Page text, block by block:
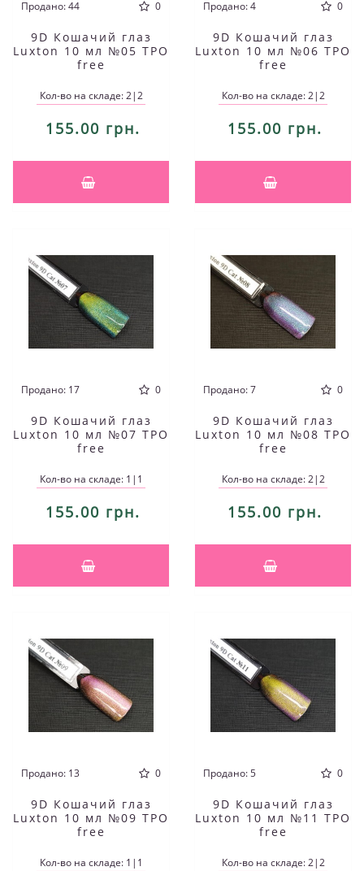
Продано: 44 0
9D Кошачий глаз
Luxton 10 мл №05 TPO
free
Кол-во на складе: 2|2
155.00 грн.
Продано: 4 0
9D Кошачий глаз
Luxton 10 мл №06 TPO
free
Кол-во на складе: 2|2
155.00 грн.
Продано: 17 0
9D Кошачий глаз
Luxton 10 мл №07 TPO
free
Кол-во на складе: 1|1
155.00 грн.
Продано: 7 0
9D Кошачий глаз
Luxton 10 мл №08 TPO
free
Кол-во на складе: 2|2
155.00 грн.
Продано: 13 0
9D Кошачий глаз
Luxton 10 мл №09 TPO
free
Кол-во на складе: 1|1
Продано: 5 0
9D Кошачий глаз
Luxton 10 мл №11 TPO
free
Кол-во на складе: 2|2